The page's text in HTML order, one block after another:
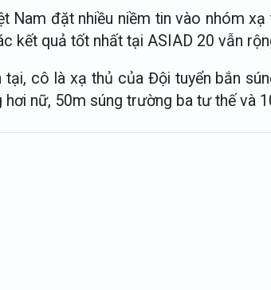
Nam đặt nhiều niềm tin vào nhóm
kết quả tốt nhất tại ASIAD 20 vẫn
cô là xạ thủ của Đội tuyển bắn
nữ, 50m súng trường ba tư thế và